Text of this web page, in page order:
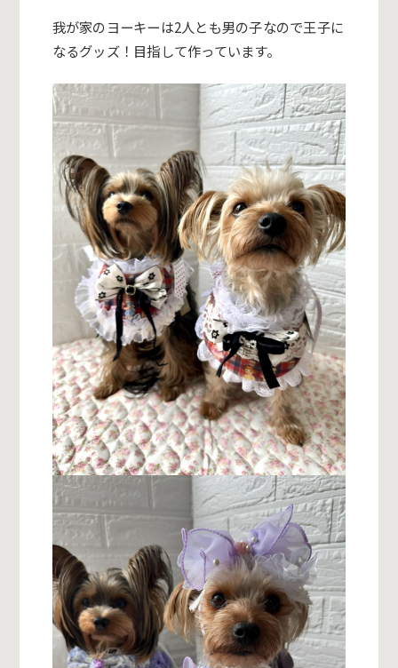
我が家のヨーキーは2人とも男の子なので王子に
なるグッズ！目指して作っています。